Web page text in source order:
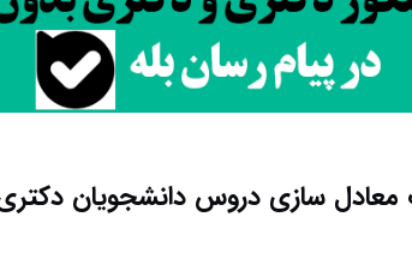
سازی دروس دانشجویان دکتری